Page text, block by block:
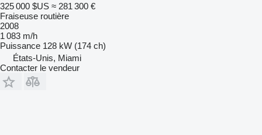
325 000 $US ≈ 281 300 €
Fraiseuse routière
2008
1 083 m/h
Puissance 128 kW (174 ch)
États-Unis, Miami
Contacter le vendeur